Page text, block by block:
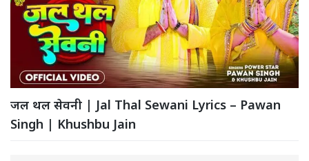
जल थल सेवनी | Jal Thal Sewani Lyrics – Pawan
Singh | Khushbu Jain